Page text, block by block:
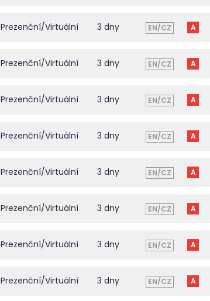
Prezenční/Virtuální 3 dny EN/CZ A
Prezenční/Virtuální 3 dny EN/CZ A
Prezenční/Virtuální 3 dny EN/CZ A
Prezenční/Virtuální 3 dny EN/CZ A
Prezenční/Virtuální 3 dny EN/CZ A
Prezenční/Virtuální 3 dny EN/CZ A
Prezenční/Virtuální 3 dny EN/CZ A
Prezenční/Virtuální 3 dny EN/CZ A